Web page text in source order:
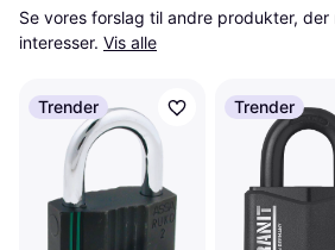
Se vores forslag til andre produkter, der
interesser. Vis alle
Trender Trender